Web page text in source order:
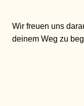
Wir freuen uns
deinem Weg zu